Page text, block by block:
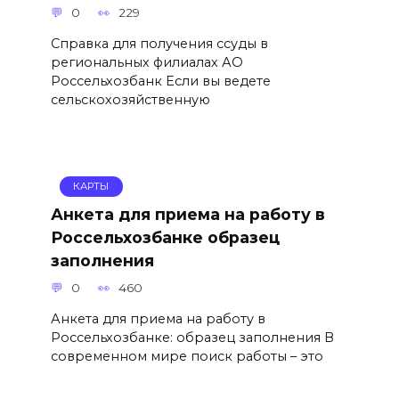
0 229
Справка для получения ссуды в
региональных филиалах АО
Россельхозбанк Если вы ведете
сельскохозяйственную
КАРТЫ
Анкета для приема на работу в
Россельхозбанке образец
заполнения
0 460
Анкета для приема на работу в
Россельхозбанке: образец заполнения В
современном мире поиск работы – это